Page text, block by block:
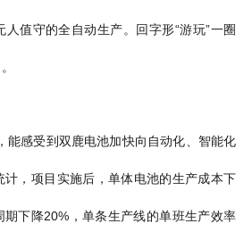
值守的全自动生产。回字形“游玩”一圈
能感受到双鹿电池加快向自动化、智能化
，项目实施后，单体电池的生产成本下
期下降20%，单条生产线的单班生产效率